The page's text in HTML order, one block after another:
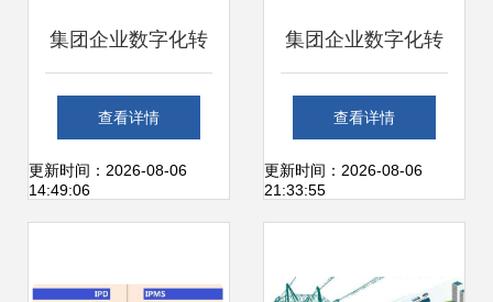
集团企业数字化转
型蓝图规划及顶层
设计建设实施方案
查看详情
更新时间：2026-08-06
14:49:06
集团企业数字化转
型蓝图规划及顶层
设计建设实施方案
查看详情
更新时间：2026-08-06
21:33:55